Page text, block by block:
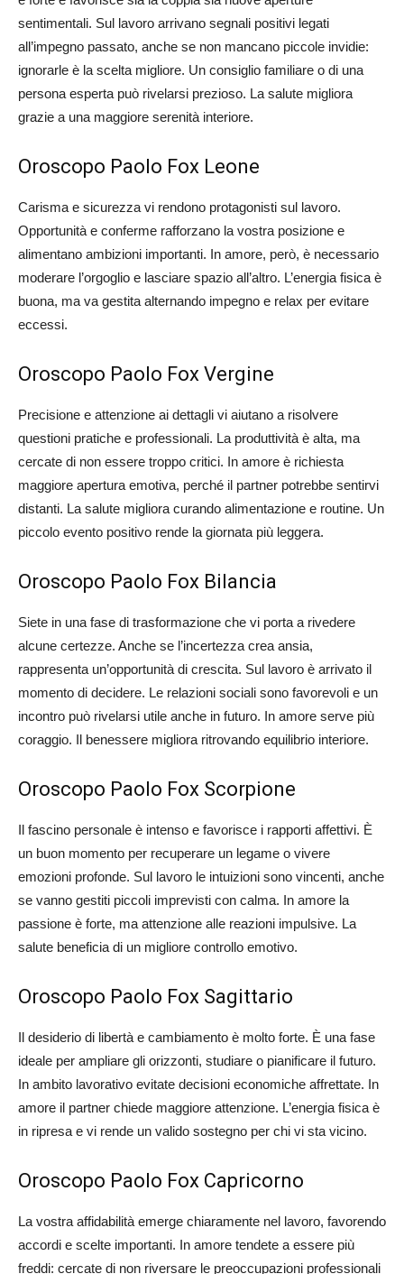
sentimentali. Sul lavoro arrivano segnali positivi legati
all’impegno passato, anche se non mancano piccole invidie:
ignorarle è la scelta migliore. Un consiglio familiare o di una
persona esperta può rivelarsi prezioso. La salute migliora
grazie a una maggiore serenità interiore.
Oroscopo Paolo Fox Leone
Carisma e sicurezza vi rendono protagonisti sul lavoro.
Opportunità e conferme rafforzano la vostra posizione e
alimentano ambizioni importanti. In amore, però, è necessario
moderare l’orgoglio e lasciare spazio all’altro. L’energia fisica è
buona, ma va gestita alternando impegno e relax per evitare
eccessi.
Oroscopo Paolo Fox Vergine
Precisione e attenzione ai dettagli vi aiutano a risolvere
questioni pratiche e professionali. La produttività è alta, ma
cercate di non essere troppo critici. In amore è richiesta
maggiore apertura emotiva, perché il partner potrebbe sentirvi
distanti. La salute migliora curando alimentazione e routine. Un
piccolo evento positivo rende la giornata più leggera.
Oroscopo Paolo Fox Bilancia
Siete in una fase di trasformazione che vi porta a rivedere
alcune certezze. Anche se l’incertezza crea ansia,
rappresenta un’opportunità di crescita. Sul lavoro è arrivato il
momento di decidere. Le relazioni sociali sono favorevoli e un
incontro può rivelarsi utile anche in futuro. In amore serve più
coraggio. Il benessere migliora ritrovando equilibrio interiore.
Oroscopo Paolo Fox Scorpione
Il fascino personale è intenso e favorisce i rapporti affettivi. È
un buon momento per recuperare un legame o vivere
emozioni profonde. Sul lavoro le intuizioni sono vincenti, anche
se vanno gestiti piccoli imprevisti con calma. In amore la
passione è forte, ma attenzione alle reazioni impulsive. La
salute beneficia di un migliore controllo emotivo.
Oroscopo Paolo Fox Sagittario
Il desiderio di libertà e cambiamento è molto forte. È una fase
ideale per ampliare gli orizzonti, studiare o pianificare il futuro.
In ambito lavorativo evitate decisioni economiche affrettate. In
amore il partner chiede maggiore attenzione. L’energia fisica è
in ripresa e vi rende un valido sostegno per chi vi sta vicino.
Oroscopo Paolo Fox Capricorno
La vostra affidabilità emerge chiaramente nel lavoro, favorendo
accordi e scelte importanti. In amore tendete a essere più
freddi: cercate di non riversare le preoccupazioni professionali